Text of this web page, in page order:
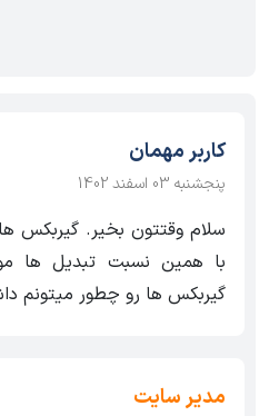
کاربر مهمان
پنجشنبه 03 اسفند 1402
سلام وقتتون بخیر.
با همین نسبت تبدیل ها
گیربکس ها رو چطور میتونم
مدیر سایت